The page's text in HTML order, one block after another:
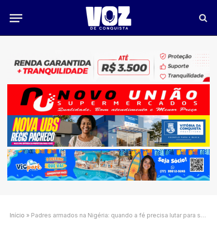
Início » Padres armados na Nigéria: quando a fé precisa lutar para sobreviver